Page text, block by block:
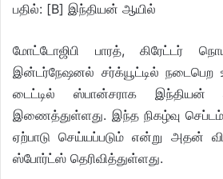
பதில்: [B] இந்தியன் ஆயில்
மோட்டோஜிபி பாரத், கிரேட்டர்
இன்டர்நேஷனல் சர்க்யூட்டில் நடைபெற
டைட்டில் ஸ்பான்சராக இந்தியன்
இணைத்துள்ளது. இந்த நிகழ்வு
ஏற்பாடு செய்யப்படும் என்று அதன்
ஸ்போர்ட்ஸ் தெரிவித்துள்ளது.